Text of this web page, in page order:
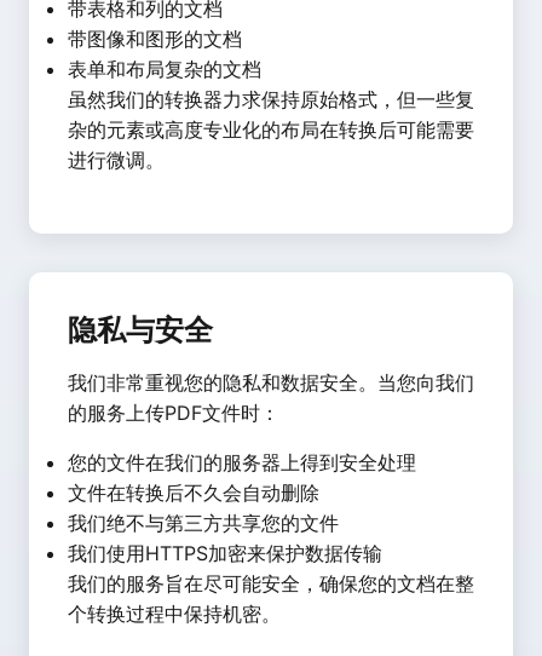
带表格和列的文档
带图像和图形的文档
表单和布局复杂的文档
虽然我们的转换器力求保持原始格式，但一些复
杂的元素或高度专业化的布局在转换后可能需要
进行微调。
隐私与安全
我们非常重视您的隐私和数据安全。当您向我们
的服务上传PDF文件时：
您的文件在我们的服务器上得到安全处理
文件在转换后不久会自动删除
我们绝不与第三方共享您的文件
我们使用HTTPS加密来保护数据传输
我们的服务旨在尽可能安全，确保您的文档在整
个转换过程中保持机密。